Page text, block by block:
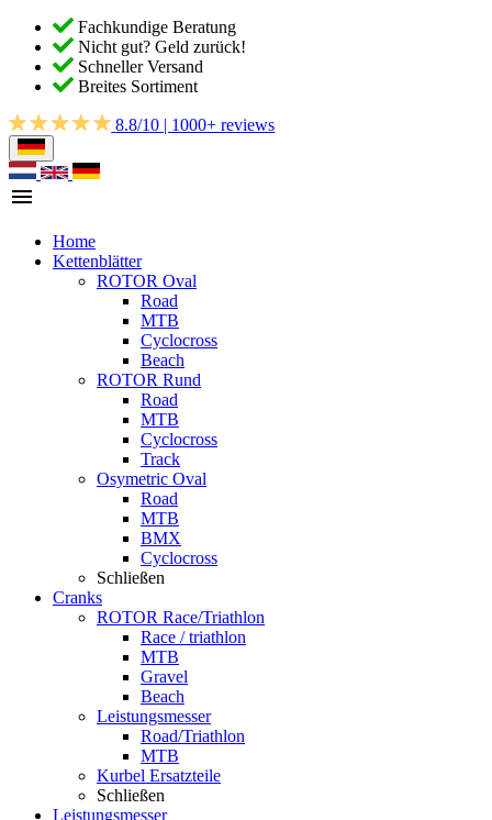
Fachkundige Beratung
Nicht gut? Geld zurück!
Schneller Versand
Breites Sortiment
8.8/10 | 1000+ reviews
Home
Kettenblätter
ROTOR Oval
Road
MTB
Cyclocross
Beach
ROTOR Rund
Road
MTB
Cyclocross
Track
Osymetric Oval
Road
MTB
BMX
Cyclocross
Schließen
Cranks
ROTOR Race/Triathlon
Race / triathlon
MTB
Gravel
Beach
Leistungsmesser
Road/Triathlon
MTB
Kurbel Ersatzteile
Schließen
Leistungsmesser